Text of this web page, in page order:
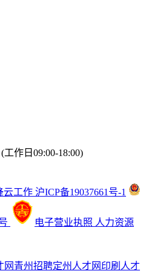
(工作日09:00-18:00)
工作 沪ICP备19037661号-1
电子营业执照 人力资源
网 青州招聘定州人才网 印刷人才